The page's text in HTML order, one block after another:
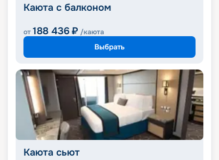
Каюта с балконом
от 188 436 ₽ /каюта
Выбрать
Каюта сьют